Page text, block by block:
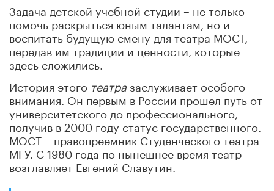
Задача детской учебной студии – не только
помочь раскрыться юным талантам, но и
воспитать будущую смену для театра МОСТ,
передав им традиции и ценности, которые
здесь сложились.
История этого театразаслуживает особого
внимания. Он первым в России прошел путь от
университетского до профессионального,
получив в 2000 году статус государственного.
МОСТ – правопреемник Студенческого театра
МГУ. С 1980 года по нынешнее время театр
возглавляет Евгений Славутин.